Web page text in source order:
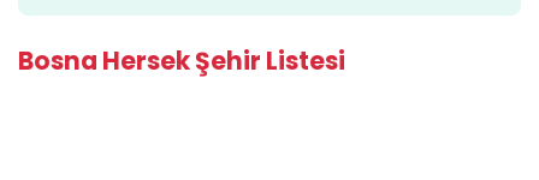
Bosna Hersek Şehir Listesi